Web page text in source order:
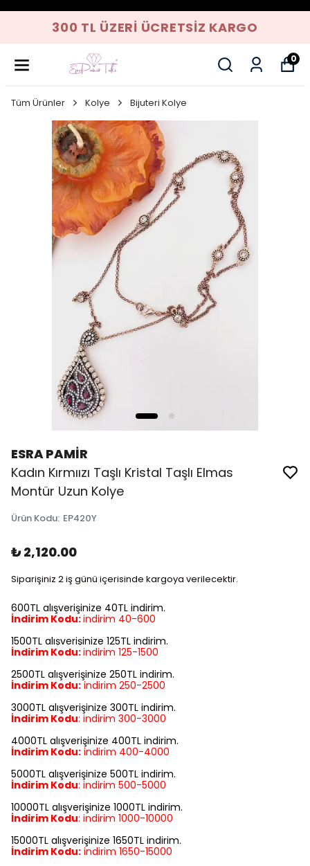
300 TL ÜZERI ÜCRETSIZ KARGO
0
Tüm Ürünler Kolye Bijuteri Kolye
ESRA PAMİR
Kadın Kırmıızı Taşlı Kristal Taşlı Elmas
Montür Uzun Kolye
Ürün Kodu: EP420Y
₺ 2,120.00
Siparişiniz 2 iş günü içerisinde kargoya verilecektir.
600TL alışverişinize 40TL indirim.
İndirim Kodu:indirim 40-600
1500TL alışverişinize 125TL indirim.
İndirim Kodu:indirim 125-1500
2500TL alışverişinize 250TL indirim.
İndirim Kodu: indirim 250-2500
3000TL alışverişinize 300TL indirim.
İndirim Kodu: indirim 300-3000
4000TL alışverişinize 400TL indirim.
İndirim Kodu: indirim 400-4000
5000TL alışverişinize 500TL indirim.
İndirim Kodu: indirim 500-5000
10000TL alışverişinize 1000TL indirim.
İndirim Kodu: indirim 1000-10000
15000TL alışverişinize 1650TL indirim.
İndirim Kodu: indirim 1650-15000